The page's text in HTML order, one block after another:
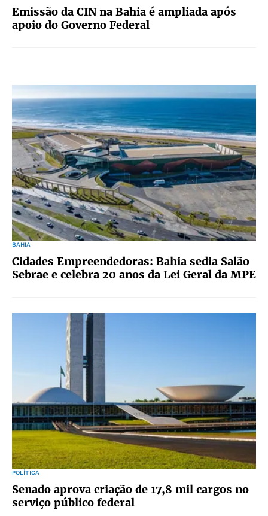
Emissão da CIN na Bahia é ampliada após
apoio do Governo Federal
BAHIA
Cidades Empreendedoras: Bahia sedia Salão
Sebrae e celebra 20 anos da Lei Geral da MPE
POLÍTICA
Senado aprova criação de 17,8 mil cargos no
serviço público federal